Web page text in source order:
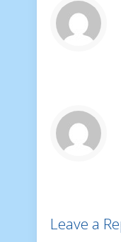
Leave a